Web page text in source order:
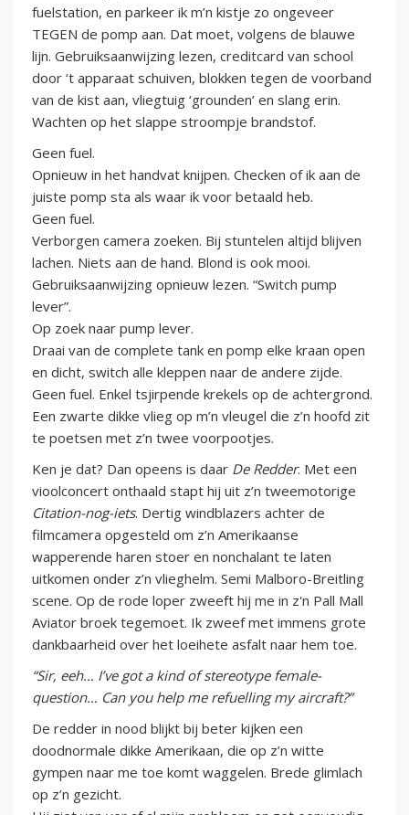
fuelstation, en parkeer ik m’n kistje zo ongeveer
TEGEN de pomp aan. Dat moet, volgens de blauwe
lijn. Gebruiksaanwijzing lezen, creditcard van school
door ‘t apparaat schuiven, blokken tegen de voorband
van de kist aan, vliegtuig ‘grounden’ en slang erin.
Wachten op het slappe stroompje brandstof.
Geen fuel.
Opnieuw in het handvat knijpen. Checken of ik aan de
juiste pomp sta als waar ik voor betaald heb.
Geen fuel.
Verborgen camera zoeken. Bij stuntelen altijd blijven
lachen. Niets aan de hand. Blond is ook mooi.
Gebruiksaanwijzing opnieuw lezen. “Switch pump
lever”.
Op zoek naar pump lever.
Draai van de complete tank en pomp elke kraan open
en dicht, switch alle kleppen naar de andere zijde.
Geen fuel. Enkel tsjirpende krekels op de achtergrond.
Een zwarte dikke vlieg op m’n vleugel die z’n hoofd zit
te poetsen met z’n twee voorpootjes.
Ken je dat? Dan opeens is daar De Redder. Met een
vioolconcert onthaald stapt hij uit z’n tweemotorige
Citation-nog-iets. Dertig windblazers achter de
filmcamera opgesteld om z’n Amerikaanse
wapperende haren stoer en nonchalant te laten
uitkomen onder z’n vlieghelm. Semi Malboro-Breitling
scene. Op de rode loper zweeft hij me in z'n Pall Mall
Aviator broek tegemoet. Ik zweef met immens grote
dankbaarheid over het loeihete asfalt naar hem toe.
“Sir, eeh… I’ve got a kind of stereotype female-
question… Can you help me refuelling my aircraft?”
De redder in nood blijkt bij beter kijken een
doodnormale dikke Amerikaan, die op z’n witte
gympen naar me toe komt waggelen. Brede glimlach
op z’n gezicht.